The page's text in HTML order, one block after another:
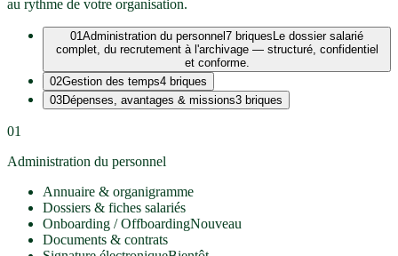
au rythme de votre organisation.
01Administration du personnel7 briquesLe dossier salarié
complet, du recrutement à l'archivage — structuré, confidentiel
et conforme.
02Gestion des temps4 briques
03Dépenses, avantages & missions3 briques
01
Administration du personnel
Annuaire & organigramme
Dossiers & fiches salariés
Onboarding / OffboardingNouveau
Documents & contrats